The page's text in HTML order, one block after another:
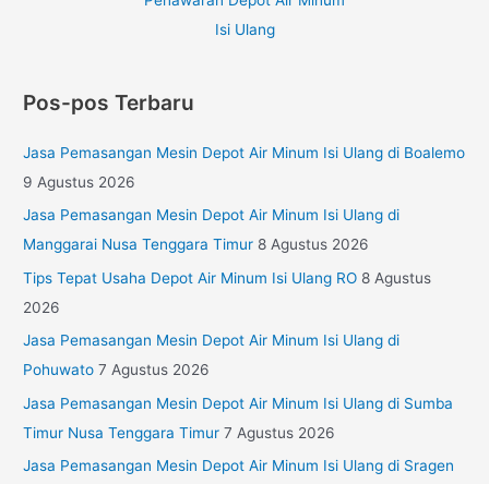
Pos-pos Terbaru
Jasa Pemasangan Mesin Depot Air Minum Isi Ulang di Boalemo
9 Agustus 2026
Jasa Pemasangan Mesin Depot Air Minum Isi Ulang di
Manggarai Nusa Tenggara Timur 8 Agustus 2026
Tips Tepat Usaha Depot Air Minum Isi Ulang RO 8 Agustus
2026
Jasa Pemasangan Mesin Depot Air Minum Isi Ulang di
Pohuwato 7 Agustus 2026
Jasa Pemasangan Mesin Depot Air Minum Isi Ulang di Sumba
Timur Nusa Tenggara Timur 7 Agustus 2026
Jasa Pemasangan Mesin Depot Air Minum Isi Ulang di Sragen